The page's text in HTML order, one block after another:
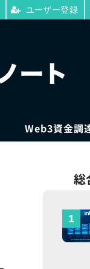
Web3資金調
総
ユーザー登録